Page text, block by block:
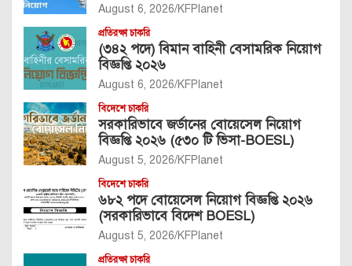
August 6, 2026 KFPlanet
প্রতিরক্ষা চাকরি
(৩৪২ পদে) বিমান বাহিনী বেসামরিক নিয়োগ
বিজ্ঞপ্তি ২০২৬
August 6, 2026 KFPlanet
বিদেশে চাকরি
সরকারিভাবে জর্ডানের বোয়েসেল নিয়োগ
বিজ্ঞপ্তি ২০২৬ (৫৩০ টি ভিসা-BOESL)
August 5, 2026 KFPlanet
বিদেশে চাকরি
৬৮২ পদে বোয়েসেল নিয়োগ বিজ্ঞপ্তি ২০২৬
(সরকারিভাবে বিদেশ BOESL)
August 5, 2026 KFPlanet
প্রতিরক্ষা চাকরি